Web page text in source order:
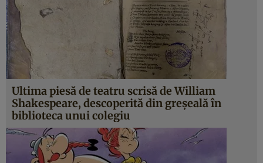
Ultima piesă de teatru scrisă de William
Shakespeare, descoperită din greșeală în
biblioteca unui colegiu